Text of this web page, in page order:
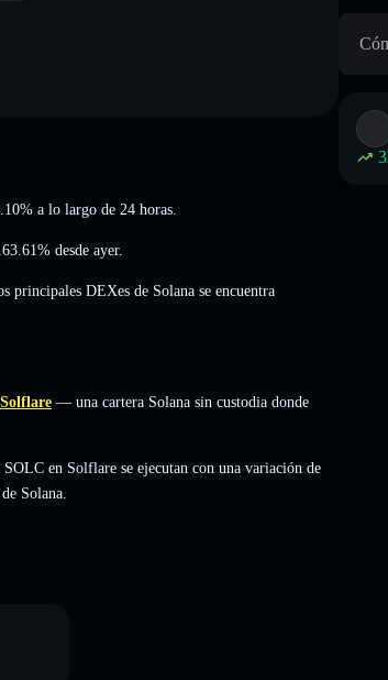
a lo largo de 24 horas.
desde ayer.
principales DEXes de Solana se encuentra
Solflare — una cartera Solana sin custodia donde
en Solflare se ejecutan con una variación de
Solana.